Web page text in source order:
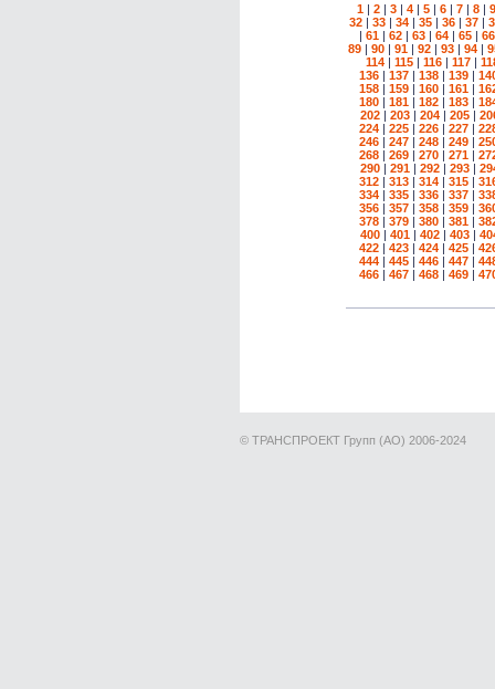
1 | 2 | 3 | 4 | 5 | 6 | 7 | 8 | 9
32 | 33 | 34 | 35 | 36 | 37 |
| 61 | 62 | 63 | 64 | 65 | 66
89 | 90 | 91 | 92 | 93 | 94 |
114 | 115 | 116 | 117 |
136 | 137 | 138 | 139 |
158 | 159 | 160 | 161 |
180 | 181 | 182 | 183 |
202 | 203 | 204 | 205 |
224 | 225 | 226 | 227 |
246 | 247 | 248 | 249 |
268 | 269 | 270 | 271 |
290 | 291 | 292 | 293 |
312 | 313 | 314 | 315 |
334 | 335 | 336 | 337 |
356 | 357 | 358 | 359 |
378 | 379 | 380 | 381 |
400 | 401 | 402 | 403 |
422 | 423 | 424 | 425 |
444 | 445 | 446 | 447 |
466 | 467 | 468 | 469 |
© ТРАНСПРОЕКТ Групп (АО) 2006-2024